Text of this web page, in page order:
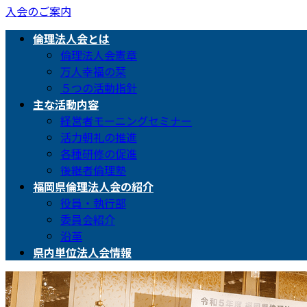
入会のご案内
倫理法人会とは
倫理法人会憲章
万人幸福の栞
５つの活動指針
主な活動内容
経営者モーニングセミナー
活力朝礼の推進
各種研修の促進
後継者倫理塾
福岡県倫理法人会の紹介
役員・執行部
委員会紹介
沿革
県内単位法人会情報